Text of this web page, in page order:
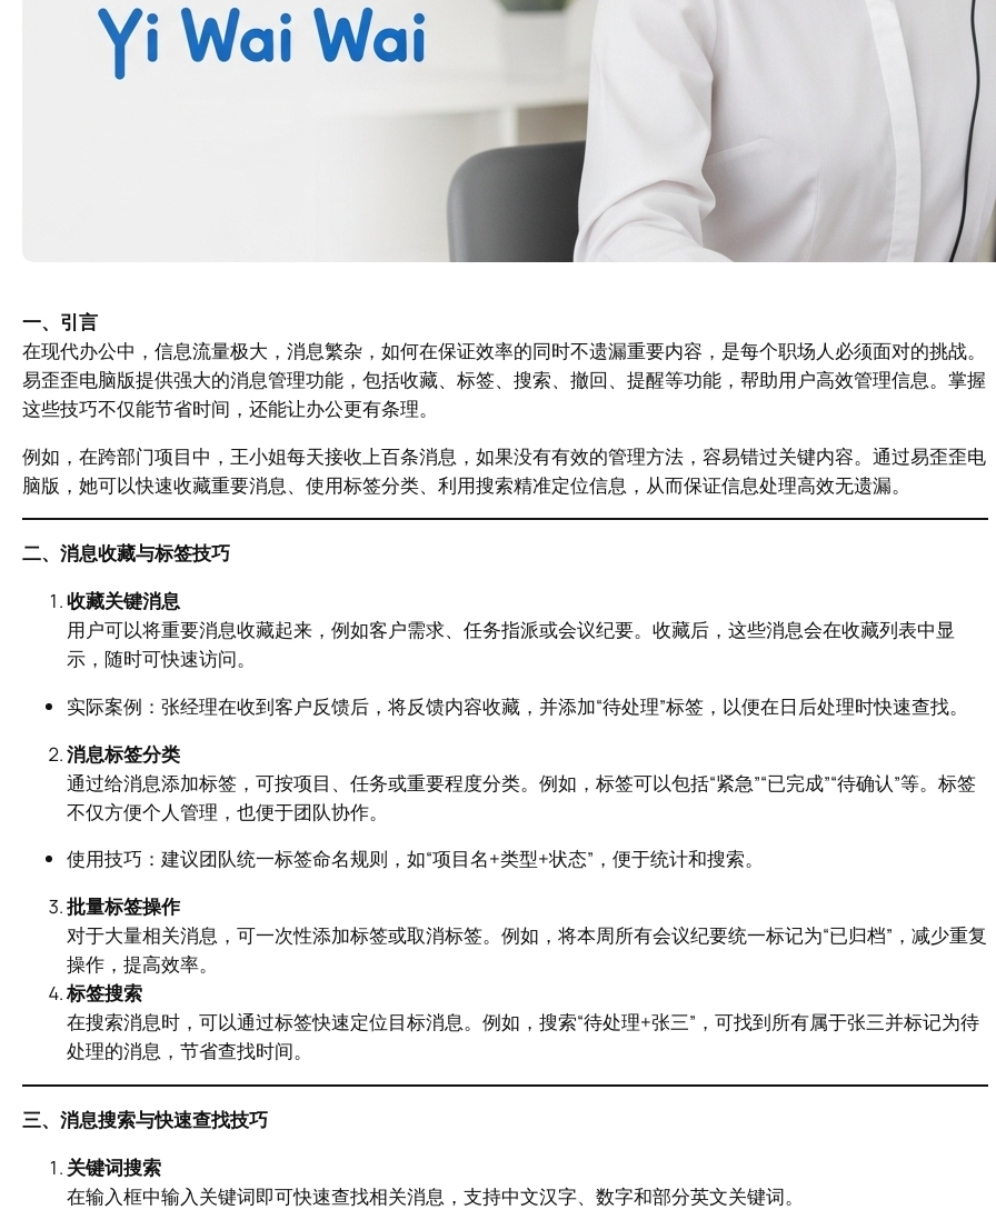
一、引言
在现代办公中，信息流量极大，消息繁杂，如何在保证效率的同时不遗漏重要内容，是每个职场人必须面对的挑战。
易歪歪电脑版提供强大的消息管理功能，包括收藏、标签、搜索、撤回、提醒等功能，帮助用户高效管理信息。掌握
这些技巧不仅能节省时间，还能让办公更有条理。
例如，在跨部门项目中，王小姐每天接收上百条消息，如果没有有效的管理方法，容易错过关键内容。通过易歪歪电
脑版，她可以快速收藏重要消息、使用标签分类、利用搜索精准定位信息，从而保证信息处理高效无遗漏。
二、消息收藏与标签技巧
收藏关键消息
用户可以将重要消息收藏起来，例如客户需求、任务指派或会议纪要。收藏后，这些消息会在收藏列表中显
示，随时可快速访问。
实际案例：张经理在收到客户反馈后，将反馈内容收藏，并添加“待处理”标签，以便在日后处理时快速查找。
消息标签分类
通过给消息添加标签，可按项目、任务或重要程度分类。例如，标签可以包括“紧急”“已完成”“待确认”等。标签
不仅方便个人管理，也便于团队协作。
使用技巧：建议团队统一标签命名规则，如“项目名+类型+状态”，便于统计和搜索。
批量标签操作
对于大量相关消息，可一次性添加标签或取消标签。例如，将本周所有会议纪要统一标记为“已归档”，减少重复
操作，提高效率。
标签搜索
在搜索消息时，可以通过标签快速定位目标消息。例如，搜索“待处理+张三”，可找到所有属于张三并标记为待
处理的消息，节省查找时间。
三、消息搜索与快速查找技巧
关键词搜索
在输入框中输入关键词即可快速查找相关消息，支持中文汉字、数字和部分英文关键词。